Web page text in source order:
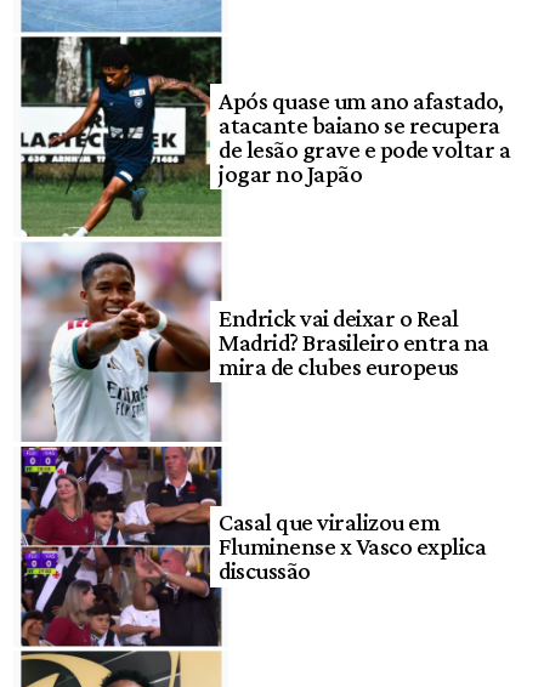
Após quase um ano afastado,
atacante baiano se recupera
de lesão grave e pode voltar a
jogar no Japão
Endrick vai deixar o Real
Madrid? Brasileiro entra na
mira de clubes europeus
Casal que viralizou em
Fluminense x Vasco explica
discussão